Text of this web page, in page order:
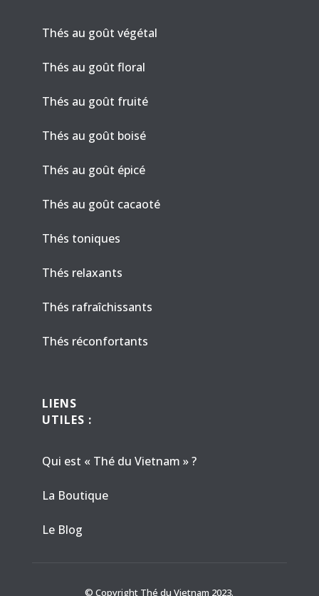
Thés au goût végétal
Thés au goût floral
Thés au goût fruité
Thés au goût boisé
Thés au goût épicé
Thés au goût cacaoté
Thés toniques
Thés relaxants
Thés rafraîchissants
Thés réconfortants
LIENS
UTILES :
Qui est « Thé du Vietnam » ?
La Boutique
Le Blog
© Copyright Thé du Vietnam 2023.